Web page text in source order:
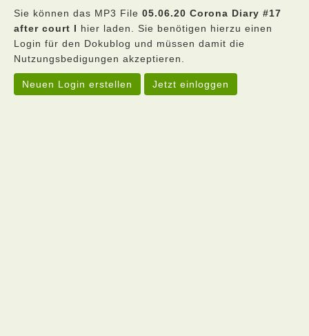
Sie können das MP3 File 05.06.20 Corona Diary #17
after court I hier laden. Sie benötigen hierzu einen
Login für den Dokublog und müssen damit die
Nutzungsbedigungen akzeptieren.
Neuen Login erstellen Jetzt einloggen